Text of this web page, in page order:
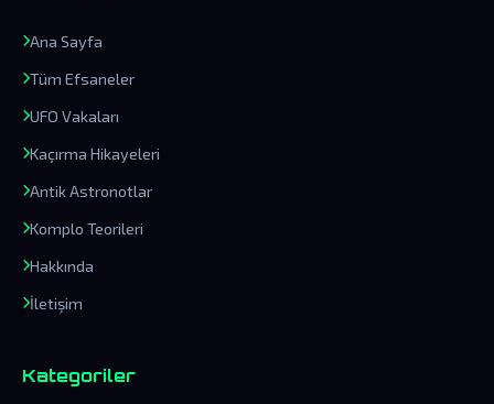
Ana Sayfa
Tüm Efsaneler
UFO Vakaları
Kaçırma Hikayeleri
Antik Astronotlar
Komplo Teorileri
Hakkında
İletişim
Kategoriler